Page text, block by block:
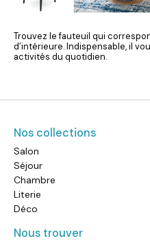
Trouvez le fauteuil qui
d’intérieure. Indispensable, il
activités du quotidien.
Nos collections
Salon
Séjour
Chambre
Literie
Déco
Nous trouver